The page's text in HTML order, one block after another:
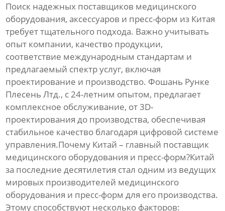
Поиск надежных поставщиков медицинского
оборудования,аксессуаров и пресс-форм из Китая
требует тщательного подхода. Важно учитывать
опыт компании, качество продукции,
соответствие международным стандартам и
предлагаемый спектр услуг, включая
проектирование и производство. Фошань Рунке
Плесень Лтд., с 24-летним опытом, предлагает
комплексное обслуживание, от 3D-
проектирования до производства, обеспечивая
стабильное качество благодаря цифровой системе
управления.Почему Китай – главный поставщик
медицинского оборудования и пресс-форм?Китай
за последние десятилетия стал одним из ведущих
мировых производителей медицинского
оборудования и пресс-форм для его производства.
Этому способствуют несколько факторов: